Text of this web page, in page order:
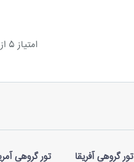
امتیاز5 از
تور گروهی آفریقا تور گروهی